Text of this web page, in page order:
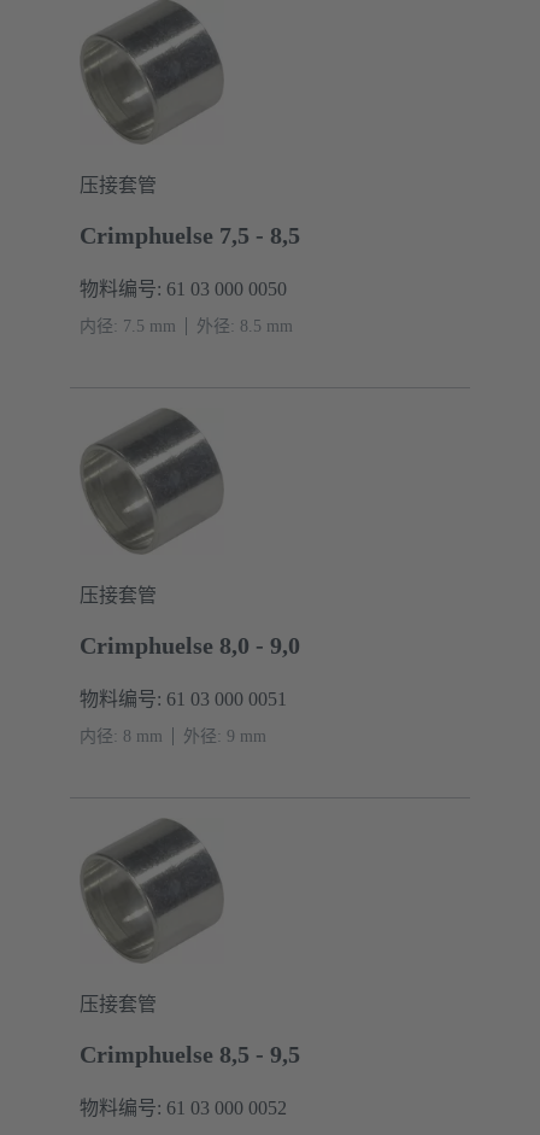
压接套管
Crimphuelse 7,5 - 8,5
物料编号: 61 03 000 0050
内径: 7.5 mm 外径: ‌8.5 mm
压接套管
Crimphuelse 8,0 - 9,0
物料编号: 61 03 000 0051
内径: 8 mm 外径: ‌9 mm
压接套管
Crimphuelse 8,5 - 9,5
物料编号: 61 03 000 0052